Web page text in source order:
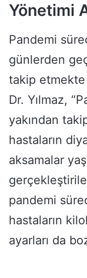
Yönetimi
Pandemi
günlerden
takip etmekte
Dr. Yılmaz,
yakından
hastaların
aksamalar
pandemi
hastaların
ayarları da